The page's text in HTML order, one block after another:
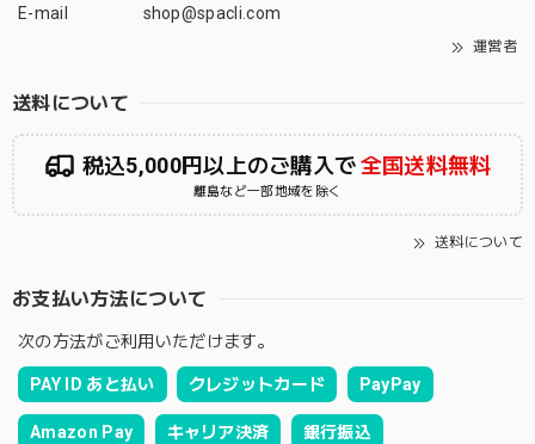
E-mail
shop@spacli.com
運営者
送料について
税込5,000円以上のご購入で全国送料無料
離島など一部地域を除く
送料について
お支払い方法について
次の方法がご利用いただけます。
PAY ID あと払い クレジットカード PayPay
Amazon Pay キャリア決済 銀行振込